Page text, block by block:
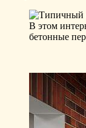
В этом
бетонные